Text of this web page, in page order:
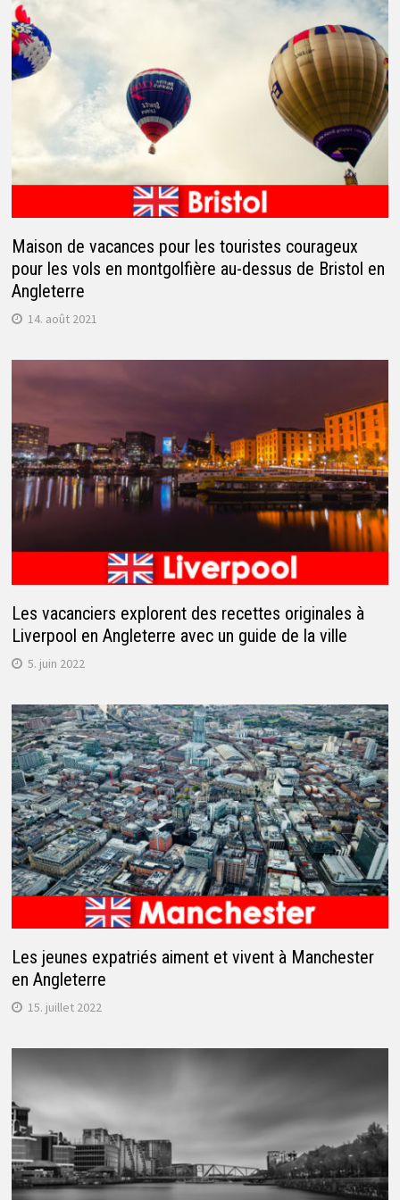
Maison de vacances pour les touristes courageux
pour les vols en montgolfière au-dessus de Bristol en
Angleterre
14. août 2021
Les vacanciers explorent des recettes originales à
Liverpool en Angleterre avec un guide de la ville
5. juin 2022
Les jeunes expatriés aiment et vivent à Manchester
en Angleterre
15. juillet 2022